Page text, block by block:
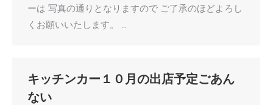
ーは 写真の通りとなりますので ご了承のほどよろし
くお願いいたします。 …
キッチンカー１０月の出店予定ごあん
ない